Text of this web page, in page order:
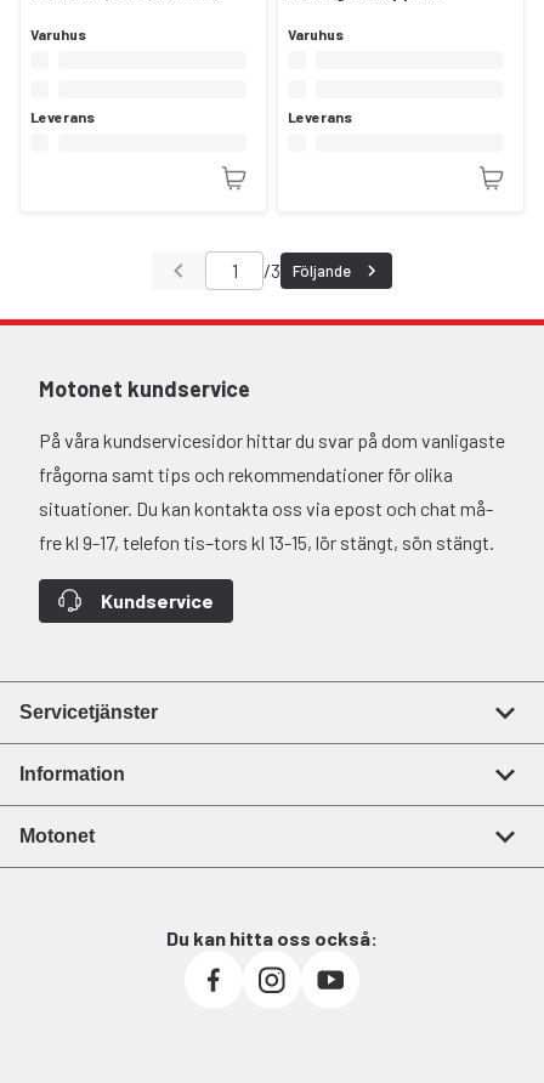
Varuhus
Leverans
Varuhus
Leverans
/3 Följande
Motonet kundservice
På våra kundservicesidor hittar du svar på dom vanligaste
frågorna samt tips och rekommendationer för olika
situationer. Du kan kontakta oss via epost och chat må-
fre kl 9-17, telefon tis–tors kl 13-15, lör stängt, sön stängt.
Kundservice
Servicetjänster
Information
Motonet
Du kan hitta oss också: